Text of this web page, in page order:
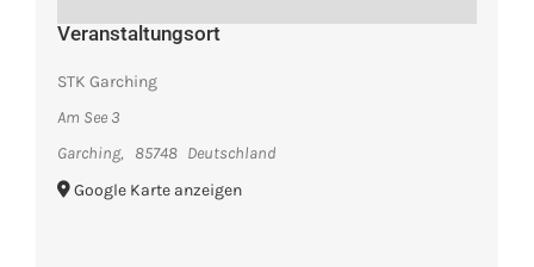
Veranstaltungsort
STK Garching
Am See 3
Garching, 85748 Deutschland
Google Karte anzeigen